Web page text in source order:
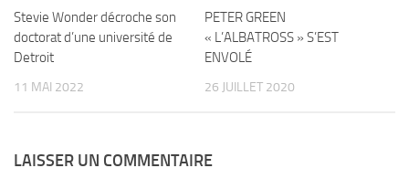
Stevie Wonder décroche son
doctorat d’une université de
Detroit
11 MAI 2022
PETER GREEN
« L’ALBATROSS » S’EST
ENVOLÉ
26 JUILLET 2020
LAISSER UN COMMENTAIRE